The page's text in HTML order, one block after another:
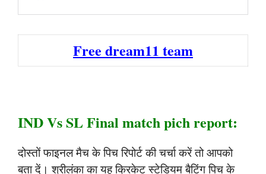
Free dream11 team
IND Vs SL Final match pich report:
दोस्तों फाइनल मैच के पिच रिपोर्ट की चर्चा करें तो आपको
बता दें। श्रीलंका का यह क्रिकेट स्टेडियम बैटिंग पिच के